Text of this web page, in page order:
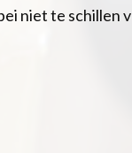
niet te schillen